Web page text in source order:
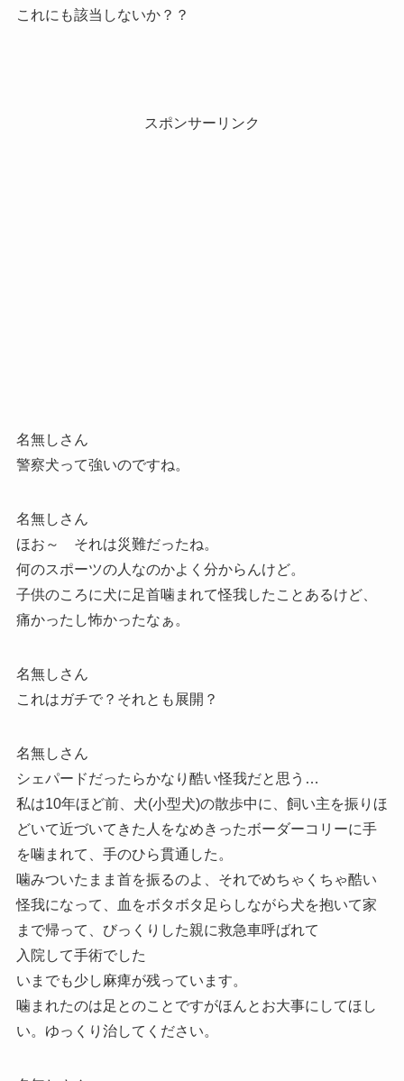
これにも該当しないか？？
スポンサーリンク
名無しさん
警察犬って強いのですね。
名無しさん
ほお～ それは災難だったね。
何のスポーツの人なのかよく分からんけど。
子供のころに犬に足首噛まれて怪我したことあるけど、
痛かったし怖かったなぁ。
名無しさん
これはガチで？それとも展開？
名無しさん
シェパードだったらかなり酷い怪我だと思う…
私は10年ほど前、犬(小型犬)の散歩中に、飼い主を振りほ
どいて近づいてきた人をなめきったボーダーコリーに手
を噛まれて、手のひら貫通した。
噛みついたまま首を振るのよ、それでめちゃくちゃ酷い
怪我になって、血をボタボタ足らしながら犬を抱いて家
まで帰って、びっくりした親に救急車呼ばれて
入院して手術でした
いまでも少し麻痺が残っています。
噛まれたのは足とのことですがほんとお大事にしてほし
い。ゆっくり治してください。